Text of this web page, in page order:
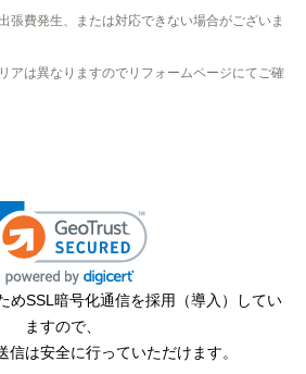
スムーズで親切でした
ズに注文できましたか？
や対応は適切でしたか？
品が届きましたか？
張費発生、または対応できない場合がございま
アは異なりますのでリフォームページにてご確
めSSL暗号化通信を採用（導入）してい
ますので、
信は安全に行っていただけます。